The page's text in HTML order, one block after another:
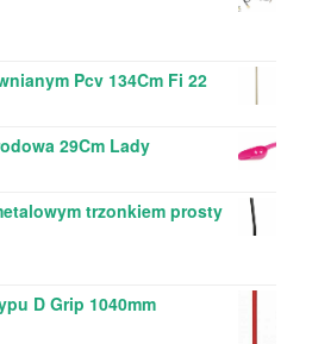
Pcv 134Cm Fi 22
29Cm Lady
trzonkiem prosty
D Grip 1040mm